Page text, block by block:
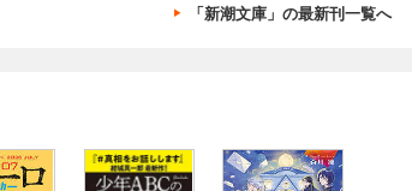
「新潮文庫」の最新刊一覧へ